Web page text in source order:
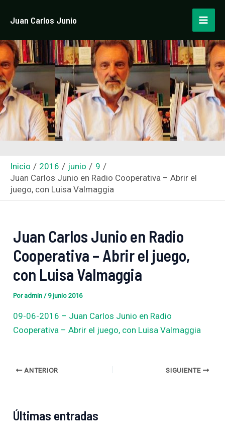
Juan Carlos Junio
Inicio 2016 junio
9
Juan Carlos Junio en Radio Cooperativa – Abrir el
juego, con Luisa Valmaggia
Juan Carlos Junio en Radio
Cooperativa – Abrir el juego,
con Luisa Valmaggia
Por admin/9 junio 2016
09-06-2016 – Juan Carlos Junio en Radio
Cooperativa – Abrir el juego, con Luisa Valmaggia
de
ANTERIOR SIGUIENTE
Últimas entradas